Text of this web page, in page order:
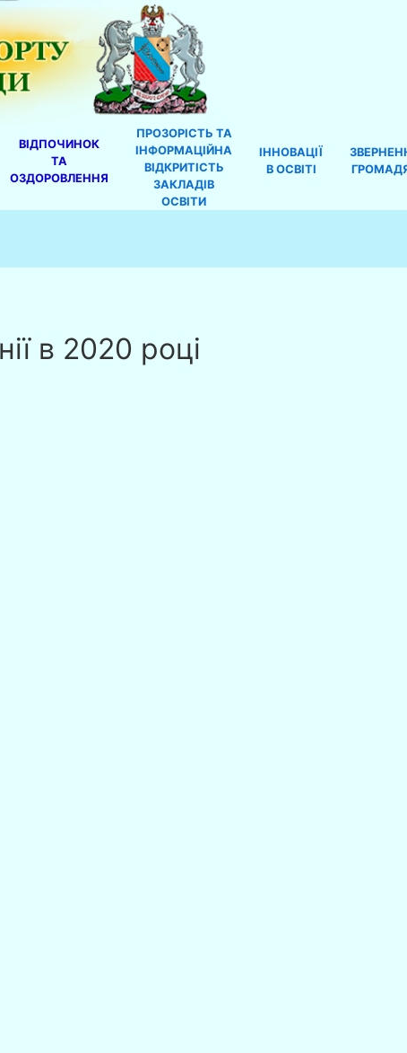
ВІДПОЧИНОК
ТА
ОЗДОРОВЛЕННЯ
ПРОЗОРІСТЬ ТА
ІНФОРМАЦІЙНА
ВІДКРИТІСТЬ
ЗАКЛАДІВ
ОСВІТИ
ІННОВАЦІЇ
В ОСВІТІ
в 2020 році